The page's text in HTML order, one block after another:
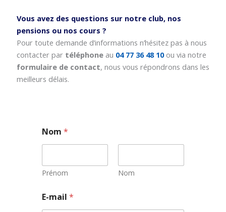
Vous avez des questions sur notre club, nos
pensions ou nos cours ?
Pour toute demande d’informations n’hésitez pas à nous
contacter par téléphoneau 04 77 36 48 10 ou via notre
formulaire de contact, nous vous répondrons dans les
meilleurs délais.
Nom*
Prénom Nom
E-mail*